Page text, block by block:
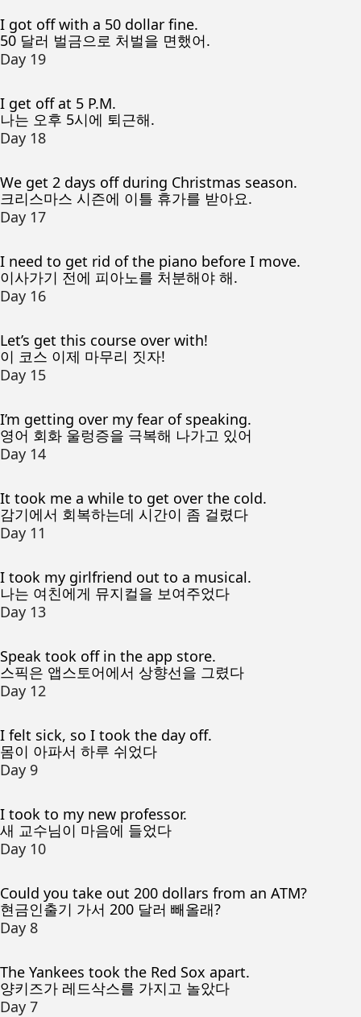
I got off with a 50 dollar fine.
50 달러 벌금으로 처벌을 면했어.
Day 19
I get off at 5 P.M.
나는 오후 5시에 퇴근해.
Day 18
We get 2 days off during Christmas season.
크리스마스 시즌에 이틀 휴가를 받아요.
Day 17
I need to get rid of the piano before I move.
이사가기 전에 피아노를 처분해야 해.
Day 16
Let’s get this course over with!
이 코스 이제 마무리 짓자!
Day 15
I’m getting over my fear of speaking.
영어 회화 울렁증을 극복해 나가고 있어
Day 14
It took me a while to get over the cold.
감기에서 회복하는데 시간이 좀 걸렸다
Day 11
I took my girlfriend out to a musical.
나는 여친에게 뮤지컬을 보여주었다
Day 13
Speak took off in the app store.
스픽은 앱스토어에서 상향선을 그렸다
Day 12
I felt sick, so I took the day off.
몸이 아파서 하루 쉬었다
Day 9
I took to my new professor.
새 교수님이 마음에 들었다
Day 10
Could you take out 200 dollars from an ATM?
현금인출기 가서 200 달러 빼올래?
Day 8
The Yankees took the Red Sox apart.
양키즈가 레드삭스를 가지고 놀았다
Day 7